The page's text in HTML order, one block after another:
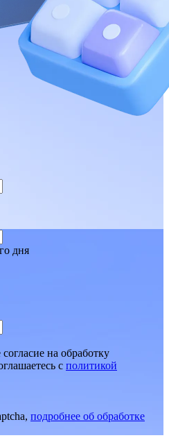
дня
на обработку
c политикой
подробнее об обработке